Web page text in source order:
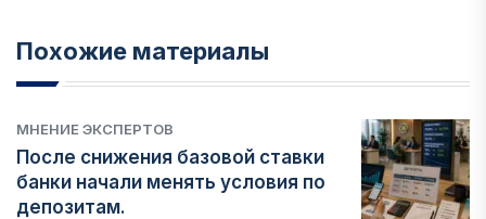
Похожие материалы
МНЕНИЕ ЭКСПЕРТОВ
После снижения базовой ставки
банки начали менять условия по
депозитам.